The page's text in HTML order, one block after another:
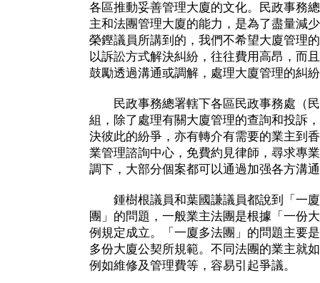
各區推動妥善管理大廈的文化。民政事務
主和法團管理大廈的能力，是為了盡量減
榮鏗議員所講到的，我們不希望大廈管理
以訴訟方式解決糾紛，往往費用高昂，而
鼓勵透過溝通或調解，處理大廈管理的糾
民政事務總署轄下各區民政事務處（民
組，除了處理有關大廈管理的查詢和投訴
決彼此的紛爭，亦有轉介有需要的業主到
業管理諮詢中心，免費約見律師，尋求專
調下，大部分個案都可以通過加强各方溝
鍾樹根議員和葉國謙議員都說到「一廈
團」的問題，一般業主法團是根據「一份
例規定成立。「一廈多法團」的問題主要
多份大廈公契所規範。不同法團的業主就
例如維修及管理費等，容易引起爭議。